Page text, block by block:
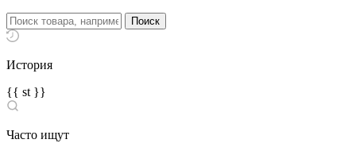
История
{{ st }}
Часто ищут